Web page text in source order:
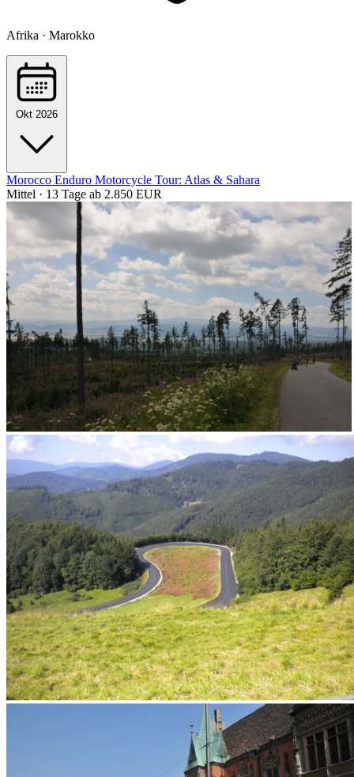
Afrika · Marokko
Okt 2026
Morocco Enduro Motorcycle Tour: Atlas & Sahara
Mittel · 13 Tage ab 2.850 EUR